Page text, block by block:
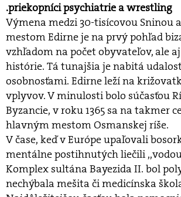
.priekopníci psychiatrie a wrestling
Výmena medzi 30-tisícovou Sninou
mestom Edirne je na prvý pohľad
vzhľadom na počet obyvateľov, ale
histórie. Tá tunajšia je nabitá
osobnosťami. Edirne leží na
vplyvov. V minulosti bolo súčasťou
Byzancie, v roku 1365 sa na takmer
hlavným mestom Osmanskej ríše.
V čase, keď v Európe upaľovali
mentálne postihnutých liečili
Komplex sultána Bayezida II. bol
nechýbala mešita či medicínska